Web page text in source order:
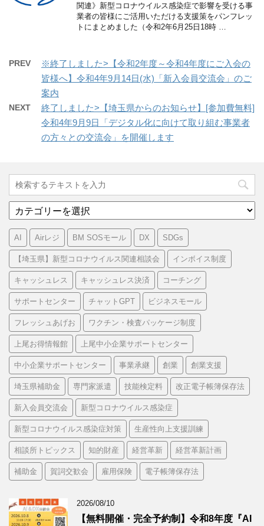
関連》新型コロナウイルス感染症で影響を受ける事
業者の皆様にご活用いただける支援策をパンフレッ
トにまとめました（令和2年6月25日18時 …
PREV
※終了しました>【令和2年度～令和4年度にご入会の
皆様へ】令和4年9月14日(水)「新入会員交流会」のご
案内
NEXT
終了しました>【埼玉県からのお知らせ】[参加費無料]
令和4年9月9日「デジタル化に向けて取り組む事業者
の方々との交流会」を開催します
テ
ゴ
リ
AI Airレジ BM SOSモール DX SDGs
【埼玉県】新型コロナウイルス関連相談会 インボイス制度
キャッシュレス キャッシュレス決済 コーチング
サポートセンター チャットGPT ビジネスモール
フレッシュあげお ワクチン・検査パッケージ制度
上尾お得情報館 上尾中小企業サポートセンター
中小企業サポートセンター 事業承継 創業 創業支援
埼玉県補助金 専門家派遣 技能検定料 改正電子帳簿保存法
新入会員交流会 新型コロナウイルス感染症
新型コロナウイルス感染症対策 生産性向上支援訓練
相談所トピックス 知的財産 経営革新 経営革新計画
補助金 賀詞交歓会 雇用保険 電子帳簿保存法
2026/08/10
【無料開催・完全予約制】令和8年度『AI